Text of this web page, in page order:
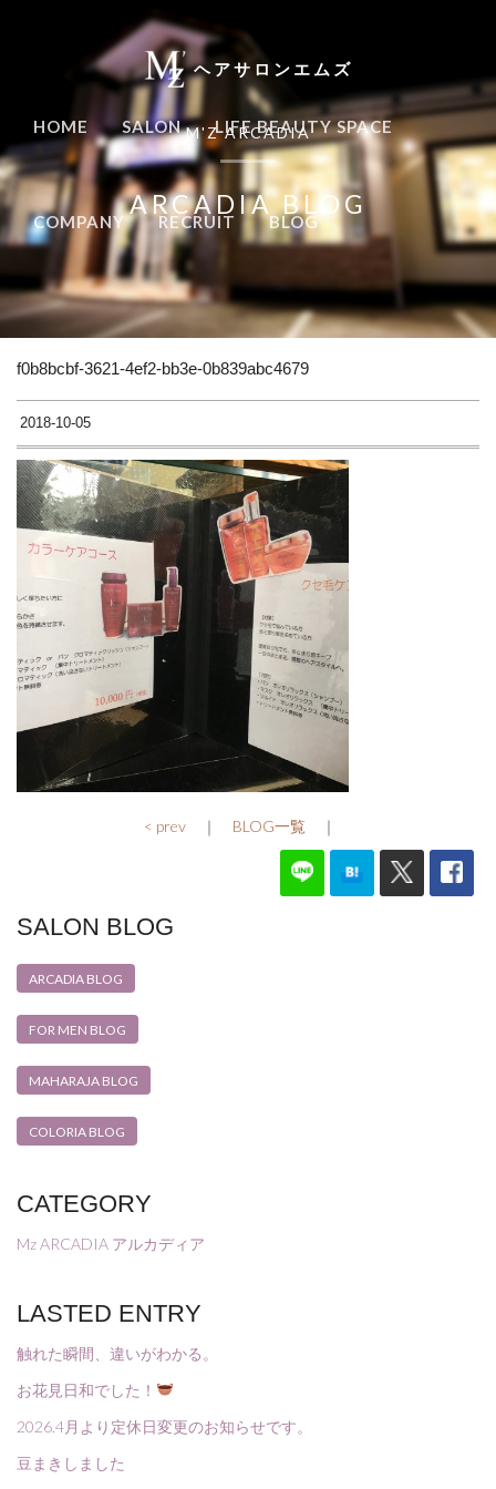
ヘアサロンエムズ
HOME SALON LIFE BEAUTY SPACE
COMPANY RECRUIT BLOG
M'Z ARCADIA
ARCADIA BLOG
f0b8bcbf-3621-4ef2-bb3e-0b839abc4679
2018-10-05
< prev ｜ BLOG一覧 ｜
SALON BLOG
ARCADIA BLOG
FOR MEN BLOG
MAHARAJA BLOG
COLORIA BLOG
CATEGORY
Mz ARCADIA アルカディア
LASTED ENTRY
触れた瞬間、違いがわかる。
お花見日和でした！
2026.4月より定休日変更のお知らせです。
豆まきしました